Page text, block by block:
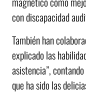
con discapacidad
También han
explicado las
asistencia”,
que ha sido las